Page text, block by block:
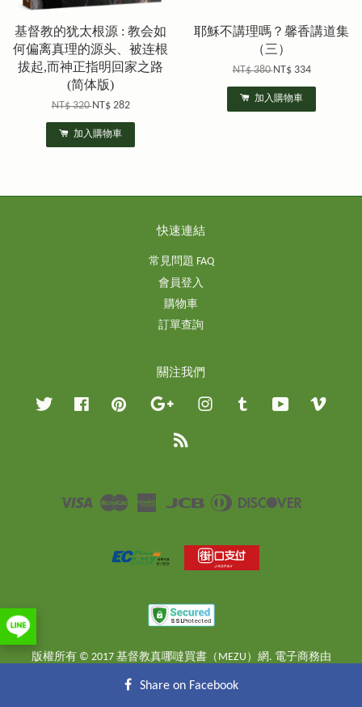
基督教的犹太根源 : 教会如
何偏离真理的源头、被连根
拔起,而神正指明回家之路
(简体版)
NT$ 320NT$ 282
加入購物車
耶穌不講理嗎？馨香講道集
（三）
NT$ 380NT$ 334
加入購物車
快速連結
常見問題 FAQ
會員登入
購物車
訂單查詢
關注我們
Twitter Facebook Pinterest Google InstagramTumblr YouTube
Visa Master
American
JCB
Diners
版權所有 © 2017 基督教真哪噠買書（MEZU）網. 電子商務由
Share on Facebook